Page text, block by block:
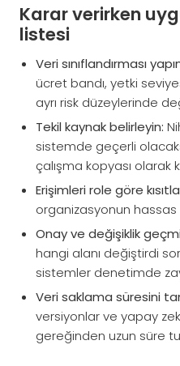
Karar verirken
listesi
Veri sınıflandırması
ücret bandı, yetki
ayrı risk düzeylerinde
Tekil kaynak belirleyin:
sistemde geçerli
çalışma kopyası olarak
Erişimleri role göre
organizasyonun
Onay ve değişiklik
hangi alanı değiştirdi
sistemler denetimde
Veri saklama süresini
versiyonlar ve yapay
gereğinden uzun süre